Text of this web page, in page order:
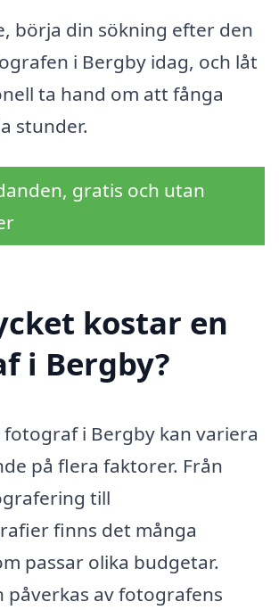
börja din sökning efter den
i Bergby idag, och låt
ta hand om att fånga
stunder.
gratis och utan
kostar en
i Bergby?
i Bergby kan variera
på flera faktorer. Från
till
finns det många
passar olika budgetar.
påverkas av fotografens